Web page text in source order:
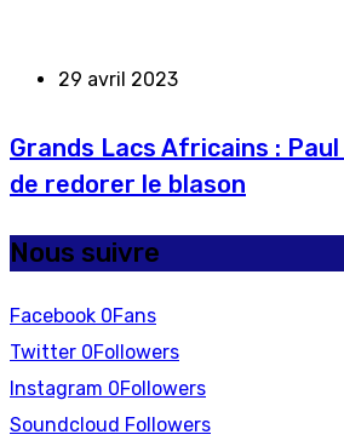
29 avril 2023
Grands Lacs Africains :
de redorer le blason
Nous suivre
Facebook 0Fans
Twitter 0Followers
Instagram 0Followers
Soundcloud Followers